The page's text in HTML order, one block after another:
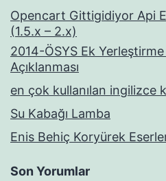
Opencart Gittigidiyor Api
(1.5.x – 2.x)
2014-ÖSYS Ek Yerleştirme
Açıklanması
en çok kullanılan ingilizce
Su Kabağı Lamba
Enis Behiç Koryürek
Son Yorumlar